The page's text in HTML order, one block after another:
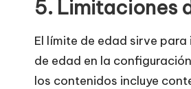
x
y
5. Limitaciones
El límite de edad sirve
de edad en la
los contenidos incluye